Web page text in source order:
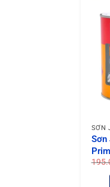
SƠN
Sơn